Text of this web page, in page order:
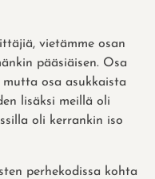
vietämme osan
pääsiäisen. Osa
osa asukkaista
lisäksi meillä oli
oli kerrankin iso
perhekodissa kohta